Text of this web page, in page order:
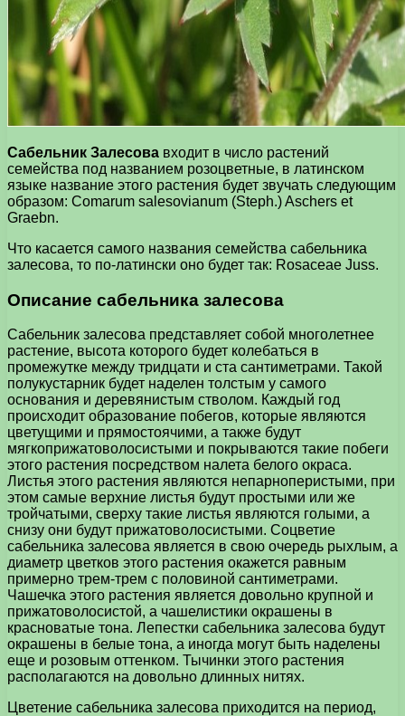
Сабельник Залесова входит в число растений
семейства под названием розоцветные, в латинском
языке название этого растения будет звучать следующим
образом: Comarum salesovianum (Steph.) Aschers et
Graebn.
Что касается самого названия семейства сабельника
залесова, то по-латински оно будет так: Rosaceae Juss.
Описание сабельника залесова
Сабельник залесова представляет собой многолетнее
растение, высота которого будет колебаться в
промежутке между тридцати и ста сантиметрами. Такой
полукустарник будет наделен толстым у самого
основания и деревянистым стволом. Каждый год
происходит образование побегов, которые являются
цветущими и прямостоячими, а также будут
мягкоприжатоволосистыми и покрываются такие побеги
этого растения посредством налета белого окраса.
Листья этого растения являются непарноперистыми, при
этом самые верхние листья будут простыми или же
тройчатыми, сверху такие листья являются голыми, а
снизу они будут прижатоволосистыми. Соцветие
сабельника залесова является в свою очередь рыхлым, а
диаметр цветков этого растения окажется равным
примерно трем-трем с половиной сантиметрами.
Чашечка этого растения является довольно крупной и
прижатоволосистой, а чашелистики окрашены в
красноватые тона. Лепестки сабельника залесова будут
окрашены в белые тона, а иногда могут быть наделены
еще и розовым оттенком. Тычинки этого растения
располагаются на довольно длинных нитях.
Цветение сабельника залесова приходится на период,